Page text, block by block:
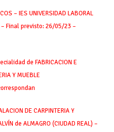
– IES UNIVERSIDAD LABORAL
– Final previsto: 26/05/23 –
de FABRICACION E
Y MUEBLE
DE CARPINTERIA Y
de ALMAGRO (CIUDAD REAL) –